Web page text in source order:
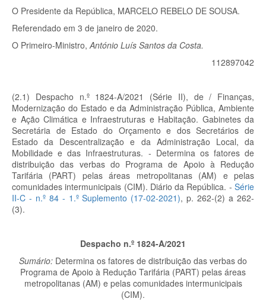
O Presidente da República, MARCELO REBELO DE SOUSA.
Referendado em 3 de janeiro de 2020.
O Primeiro-Ministro,António Luís Santos da Costa.
112897042
(2.1) Despacho n.º 1824-A/2021 (Série II), de / Finanças,
Modernização do Estado e da Administração Pública, Ambiente
e Ação Climática e Infraestruturas e Habitação. Gabinetes da
Secretária de Estado do Orçamento e dos Secretários de
Estado da Descentralização e da Administração Local, da
Mobilidade e das Infraestruturas. - Determina os fatores de
distribuição das verbas do Programa de Apoio à Redução
Tarifária (PART) pelas áreas metropolitanas (AM) e pelas
comunidades intermunicipais (CIM). Diário da República. - Série
II-C - n.º 84 - 1.º Suplemento (17-02-2021), p. 262-(2) a 262-
(3).
Despacho n.º 1824-A/2021
Sumário: Determina os fatores de distribuição das verbas do
Programa de Apoio à Redução Tarifária (PART) pelas áreas
metropolitanas (AM) e pelas comunidades intermunicipais
(CIM).